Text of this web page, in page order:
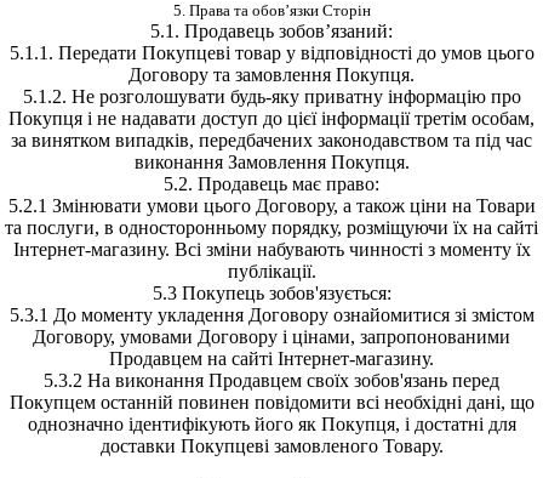
5. Права та обов’язки Сторін
5.1. Продавець зобов’язаний:
5.1.1. Передати Покупцеві товар у відповідності до умов цього
Договору та замовлення Покупця.
5.1.2. Не розголошувати будь-яку приватну інформацію про
Покупця і не надавати доступ до цієї інформації третім особам,
за винятком випадків, передбачених законодавством та під час
виконання Замовлення Покупця.
5.2. Продавець має право:
5.2.1 Змінювати умови цього Договору, а також ціни на Товари
та послуги, в односторонньому порядку, розміщуючи їх на сайті
Інтернет-магазину. Всі зміни набувають чинності з моменту їх
публікації.
5.3 Покупець зобов'язується:
5.3.1 До моменту укладення Договору ознайомитися зі змістом
Договору, умовами Договору і цінами, запропонованими
Продавцем на сайті Інтернет-магазину.
5.3.2 На виконання Продавцем своїх зобов'язань перед
Покупцем останній повинен повідомити всі необхідні дані, що
однозначно ідентифікують його як Покупця, і достатні для
доставки Покупцеві замовленого Товару.